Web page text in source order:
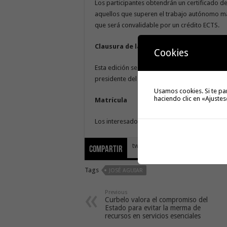
Los participantes obtendrán un certificado
aquellos que superen el trabajo autónomo
que será convalidable por un crédito ECTS.
Clausura de la Universidad de Otoño
Esta edición se clausura en la tarde de este
presidente del Cabildo, Casimiro Curbelo, y
Matrícula
Los interesados deben formalizar su
Compartir tweet
Tags JOSÉ AGUIAR
Previous
Curbelo valora el compromiso del
Estado para evitar la merma de
recursos en servicios esenciales
Cookies
Usamos cookies. Si te
haciendo clic en